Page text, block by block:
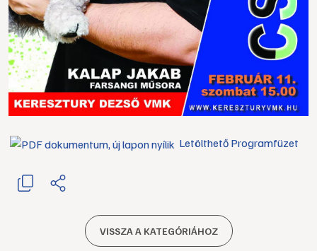
Letölthető Programfüzet
VISSZA A KATEGÓRIÁHOZ